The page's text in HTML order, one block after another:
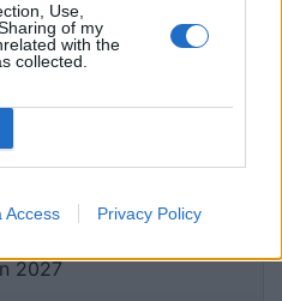
Use,
of my
with the
collected.
Access Privacy Policy
Zelensky pas takimit me
ndryshon qëndrimin, nuk
konfirmon rikthimin e
2027